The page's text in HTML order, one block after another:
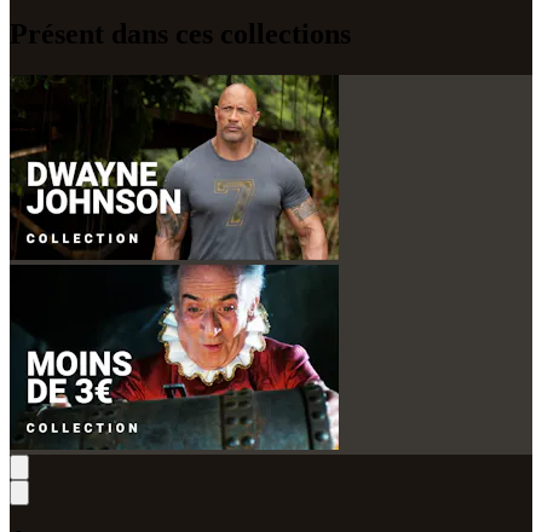
Présent dans ces collections